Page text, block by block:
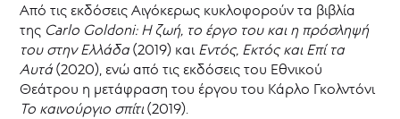
Από τις εκδόσεις Αιγόκερως κυκλοφορούν τα βιβλία
της Carlo Goldoni: Η ζωή, το έργο του και η πρόσληψή
του στην Ελλάδα (2019) και Εντός, Εκτός και Επί τα
Αυτά (2020), ενώ από τις εκδόσεις του Εθνικού
Θεάτρου η μετάφραση του έργου του Κάρλο Γκολντόνι
Το καινούργιο σπίτι(2019).